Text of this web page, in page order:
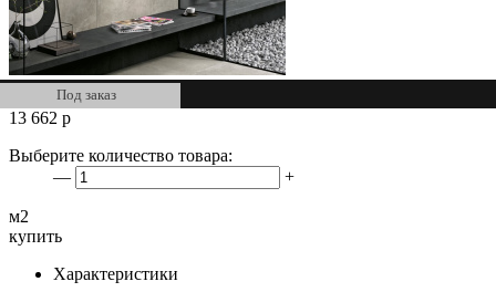
Под заказ
13 662 р
Выберите количество товара:
—
+
м2
купить
Характеристики